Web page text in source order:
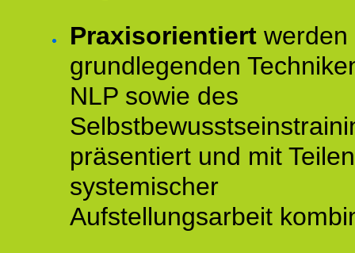
Praxisorientiert werden
grundlegenden
NLP sowie des
präsentiert und mit Teilen
systemischer
Aufstellungsarbeit